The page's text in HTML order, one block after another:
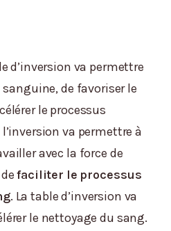
d’inversion va permettre
de favoriser le
le processus
va permettre à
avec la force de
defaciliter le processus
. La table d’inversion va
le nettoyage du sang.